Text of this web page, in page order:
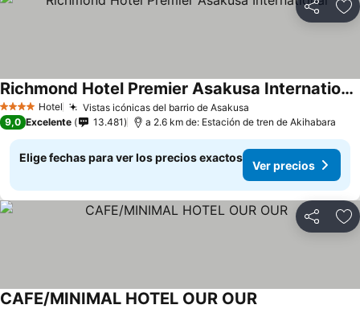
Compartir
4 EstrellasHotel Vistas icónicas del barrio de Asakusa
Richmond Hotel Premier Asakusa International
9,0 Excelente 13.481 a 2.6 km de: Estación de tren de Akihabara
Elige fechas para ver los precios exactos
Ver precios
Compartir
CAFE/MINIMAL HOTEL OUR OUR